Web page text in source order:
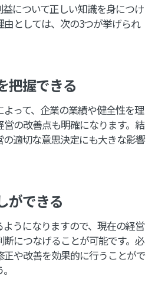
について正しい知識を身につけ
としては、次の3つが挙げられ
把握できる
って、企業の業績や健全性を理
の改善点も明確になります。結
適切な意思決定にも大きな影響
ができる
うになりますので、現在の経営
につなげることが可能です。必
や改善を効果的に行うことがで